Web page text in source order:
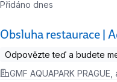
Obsluha restaurace |
Přidáno dnes
Odpovězte teď a budete
GMF AQUAPARK PRAGUE,